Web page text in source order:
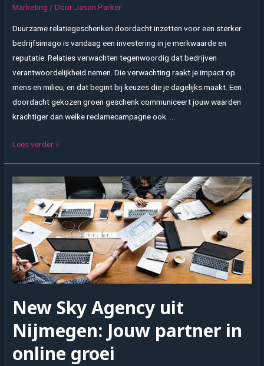
Marketing / Door Jason Parker
Duurzame relatiegeschenken doordacht inzetten voor een sterker
bedrijfsimago is vandaag een investering in je merkwaarde en
reputatie. Relaties verwachten tegenwoordig dat bedrijven
verantwoordelijkheid nemen. Die verwachting raakt je impact op
mens en milieu, en dat begint bij keuzes die je dagelijks maakt. Een
doordacht gekozen groen geschenk communiceert jouw waarden
krachtiger dan welke reclamecampagne ook. …
Groen
geschenken:
duurzame
relatiegeschenken
versterken
jouw
bedrijfsimago
Lees verder »
New Sky Agency uit
Nijmegen: Jouw partner in
online groei